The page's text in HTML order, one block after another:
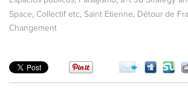
Space, Collectif etc, Saint Etienne, Détour de
Changement